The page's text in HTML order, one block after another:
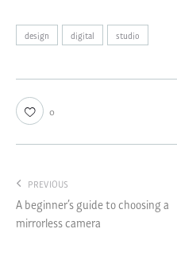
design digital studio
0
PREVIOUS
A beginner’s guide to choosing a
mirrorless camera